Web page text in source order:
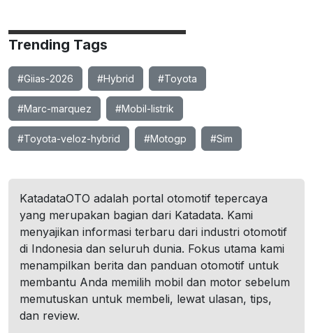
Trending Tags
#Giias-2026 #Hybrid #Toyota
#Marc-marquez #Mobil-listrik
#Toyota-veloz-hybrid #Motogp #Sim
KatadataOTO adalah portal otomotif tepercaya
yang merupakan bagian dari Katadata. Kami
menyajikan informasi terbaru dari industri otomotif
di Indonesia dan seluruh dunia. Fokus utama kami
menampilkan berita dan panduan otomotif untuk
membantu Anda memilih mobil dan motor sebelum
memutuskan untuk membeli, lewat ulasan, tips,
dan review.